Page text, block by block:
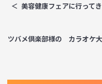
美容健康フェアに行って
ツバメ倶楽部様の カラオケ